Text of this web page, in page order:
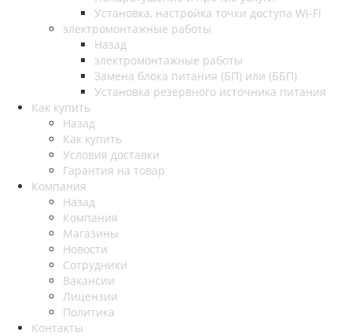
Установка, настройка точки доступа Wi-Fi
электромонтажные работы
Назад
электромонтажные работы
Замена блока питания (БП) или (ББП)
Установка резервного источника питания
Как купить
Назад
Как купить
Условия доставки
Гарантия на товар
Компания
Назад
Компания
Магазины
Новости
Сотрудники
Вакансии
Лицензии
Политика
Контакты